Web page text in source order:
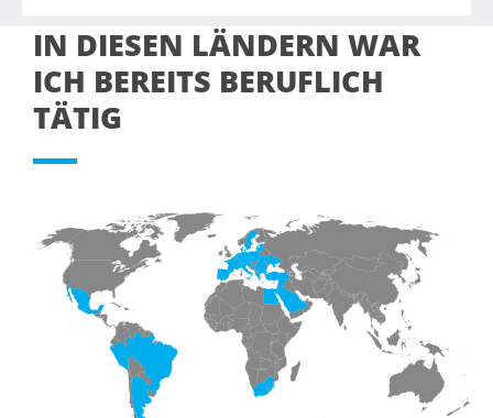
IN DIESEN LÄNDERN WAR
ICH BEREITS BERUFLICH
TÄTIG